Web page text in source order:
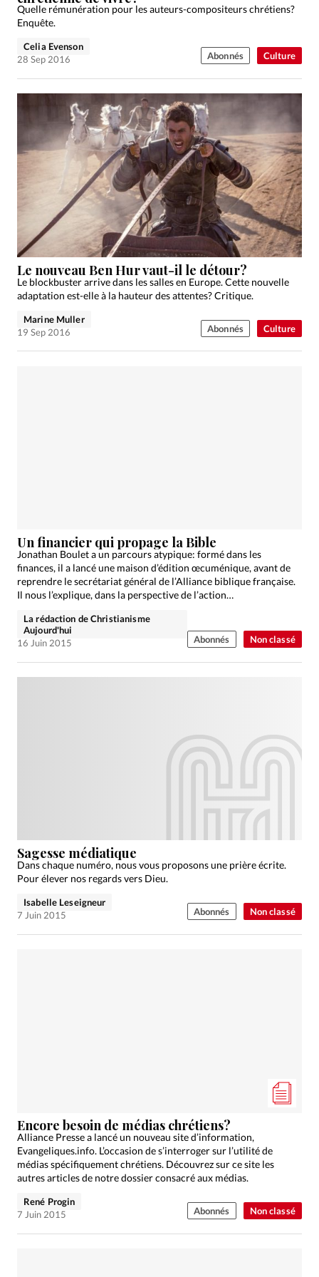
Culture
Quelle rémunération pour les auteurs-compositeurs chrétiens?
Enquête.
Celia Evenson
28 Sep 2016
Abonnés
Culture
Le nouveau Ben Hur vaut-il le détour?
Le blockbuster arrive dans les salles en Europe. Cette nouvelle
adaptation est-elle à la hauteur des attentes? Critique.
Marine Muller
19 Sep 2016
Abonnés
Non classé
Un financier qui propage la Bible
Jonathan Boulet a un parcours atypique: formé dans les
finances, il a lancé une maison d’édition œcuménique, avant de
reprendre le secrétariat général de l’Alliance biblique française.
Il nous l’explique, dans la perspective de l’action…
La rédaction de Christianisme
Aujourd'hui
16 Juin 2015
Abonnés
Non classé
Sagesse médiatique
Dans chaque numéro, nous vous proposons une prière écrite.
Pour élever nos regards vers Dieu.
Isabelle Leseigneur
7 Juin 2015
Abonnés
Non classé
Encore besoin de médias chrétiens?
Alliance Presse a lancé un nouveau site d’information,
Evangeliques.info. L’occasion de s’interroger sur l’utilité de
médias spécifiquement chrétiens. Découvrez sur ce site les
autres articles de notre dossier consacré aux médias.
René Progin
7 Juin 2015
Abonnés